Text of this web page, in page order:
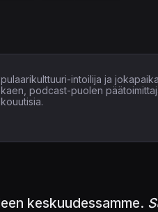
intoilija ja
podcast-puolen
keskuudessamme.